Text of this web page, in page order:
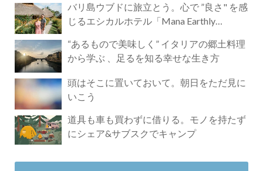
バリ島ウブドに旅立とう。心で ”良さ" を感
じるエシカルホテル「Mana Earthly
“あるもので美味しく” イタリアの郷土料理
から学ぶ 、足るを知る幸せな生き方
頭はそこに置いておいて。朝日をただ見に
いこう
道具も車も買わずに借りる。モノを持たず
にシェア&サブスクでキャンプ